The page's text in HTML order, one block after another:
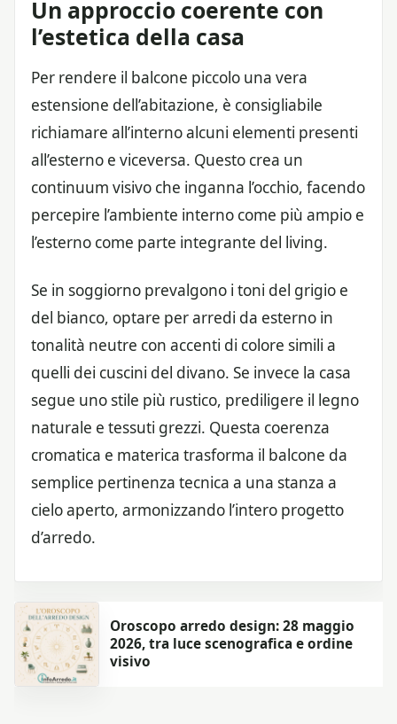
Un approccio coerente con
l’estetica della casa
Per rendere il balcone piccolo una vera
estensione dell’abitazione, è consigliabile
richiamare all’interno alcuni elementi presenti
all’esterno e viceversa. Questo crea un
continuum visivo che inganna l’occhio, facendo
percepire l’ambiente interno come più ampio e
l’esterno come parte integrante del living.
Se in soggiorno prevalgono i toni del grigio e
del bianco, optare per arredi da esterno in
tonalità neutre con accenti di colore simili a
quelli dei cuscini del divano. Se invece la casa
segue uno stile più rustico, prediligere il legno
naturale e tessuti grezzi. Questa coerenza
cromatica e materica trasforma il balcone da
semplice pertinenza tecnica a una stanza a
cielo aperto, armonizzando l’intero progetto
d’arredo.
Oroscopo arredo design: 28 maggio
2026, tra luce scenografica e ordine
visivo